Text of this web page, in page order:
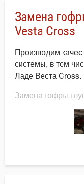
Замена
Vesta Cross
Производим
системы, в том
Ладе Веста Cross.
Замена гофры